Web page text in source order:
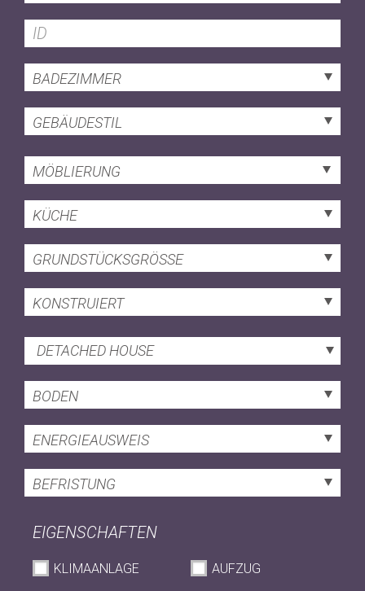
BADEZIMMER
GEBÄUDESTIL
MÖBLIERUNG
KÜCHE
GRUNDSTÜCKSGRÖSSE
KONSTRUIERT
DETACHED HOUSE
BODEN
ENERGIEAUSWEIS
BEFRISTUNG
EIGENSCHAFTEN
KLIMAANLAGE AUFZUG